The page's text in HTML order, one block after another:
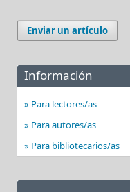
Enviar un artículo
Información
Para lectores/as
Para autores/as
Para bibliotecarios/as